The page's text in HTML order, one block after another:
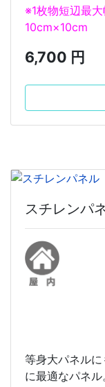
※1枚物短辺最
10cm×10cm
6,700 円
スチレンパ
等身大パネル
に最適なパネル